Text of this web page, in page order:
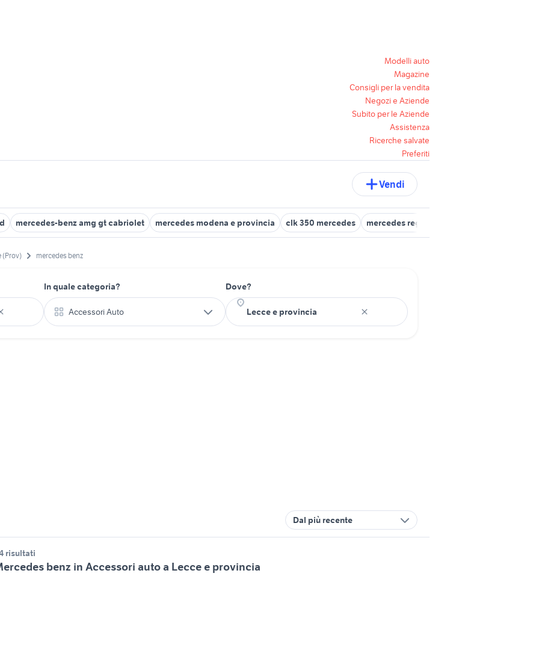
Modelli auto
Magazine
Consigli per la vendita
Negozi e Aziende
Subito per le Aziende
Assistenza
Ricerche salvate
Preferiti
Vendi
mercedes-benz amg gt cabriolet mercedes modena e provincia clk 350 mercedes mercedes reggio emilia
(Prov) mercedes benz
In quale categoria?
Accessori Auto
Dove?
Dal più recente
risultati
benz in Accessori auto a Lecce e provincia